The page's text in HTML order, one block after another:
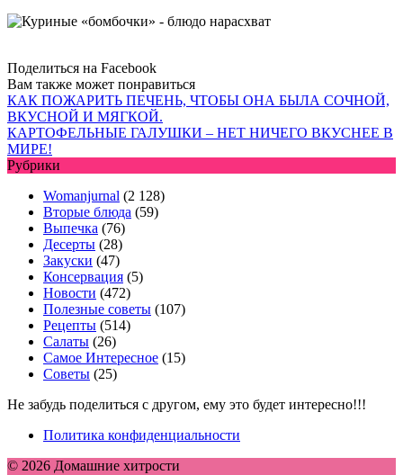
Поделиться на Facebook
Вам также может понравиться
КАК ПОЖАРИТЬ ПЕЧЕНЬ, ЧТОБЫ ОНА БЫЛА СОЧНОЙ,
ВКУСНОЙ И МЯГКОЙ.
КАРТОФЕЛЬНЫЕ ГАЛУШКИ – НЕТ НИЧЕГО ВКУСНЕЕ В
МИРЕ!
Рубрики
Womanjurnal (2 128)
Вторые блюда (59)
Выпечка (76)
Десерты (28)
Закуски (47)
Консервация (5)
Новости (472)
Полезные советы (107)
Рецепты (514)
Салаты (26)
Самое Интересное (15)
Советы (25)
Не забудь поделиться с другом, ему это будет интересно!!!
Политика конфиденциальности
© 2026 Домашние хитрости